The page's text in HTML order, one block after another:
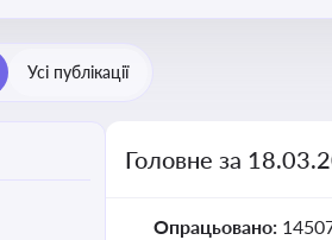
Усі публікації
Головне за
Опрацьовано: